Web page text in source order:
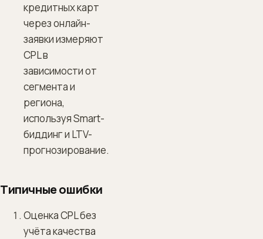
кредитных карт
через онлайн-
заявки измеряют
CPL в
зависимости от
сегмента и
региона,
используя Smart-
биддинг и LTV-
прогнозирование.
Типичные ошибки
Оценка CPL без
учёта качества